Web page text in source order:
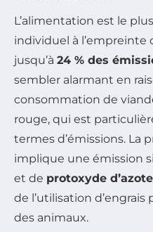
L’alimentation est le
individuel à l’empreinte
jusqu’à 24 % des
sembler alarmant en
consommation de
rouge, qui est
termes d’émissions. La
implique une émission
et de protoxyde d’azote
de l’utilisation
des animaux.